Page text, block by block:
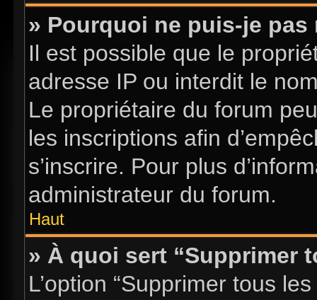
» Pourquoi ne puis-je pas
Il est possible que le
adresse IP ou interdit le
Le propriétaire du forum
les inscriptions afin
s’inscrire. Pour plus
administrateur du forum.
Haut
» À quoi sert “Supprimer
L’option “Supprimer tous